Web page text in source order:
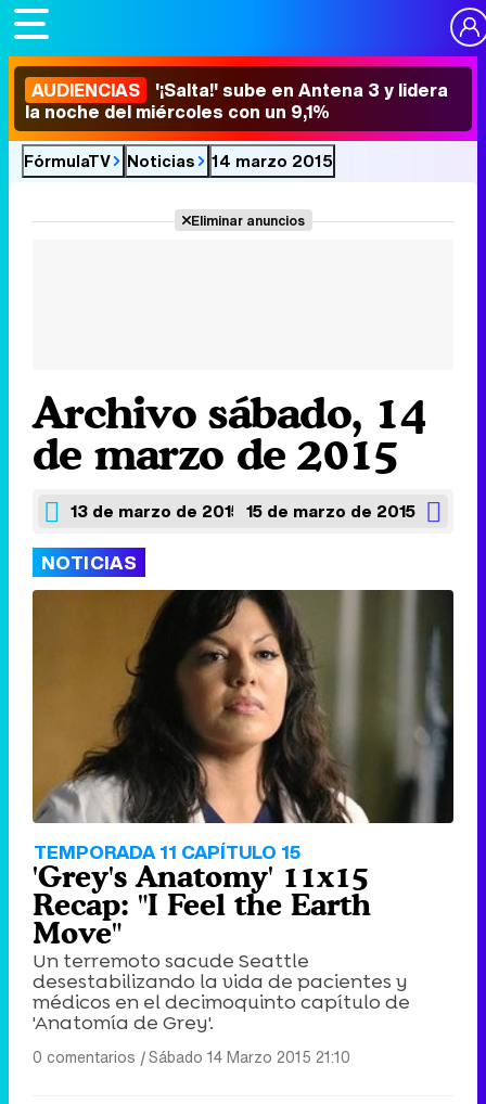
AUDIENCIAS '¡Salta!' sube en Antena 3 y lidera
la noche del miércoles con un 9,1%
FórmulaTV Noticias 14 marzo 2015
Eliminar anuncios
Archivo sábado, 14
de marzo de 2015
13 de marzo de 2015 15 de marzo de 2015
NOTICIAS
TEMPORADA 11 CAPÍTULO 15
'Grey's Anatomy' 11x15
Recap: "I Feel the Earth
Move"
Un terremoto sacude Seattle
desestabilizando la vida de pacientes y
médicos en el decimoquinto capítulo de
'Anatomía de Grey'.
0 comentarios |Sábado 14 Marzo 2015 21:10